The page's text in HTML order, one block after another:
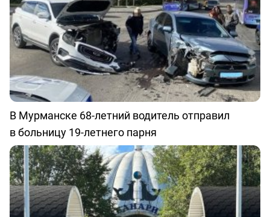
В Мурманске 68-летний водитель отправил
в больницу 19-летнего парня